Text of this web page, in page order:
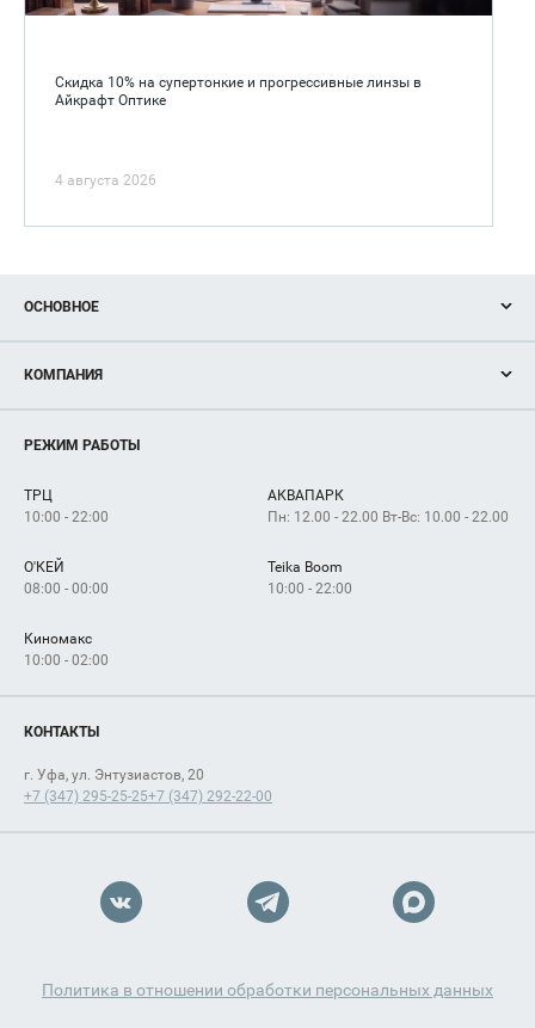
Скидка 10% на супертонкие и прогрессивные линзы в
Айкрафт Оптике
4 августа 2026
ОСНОВНОЕ
Новости
Магазины
Услуги
КОМПАНИЯ
Рекламодателям
Как добраться
РЕЖИМ РАБОТЫ
ТРЦ
10:00 - 22:00
АКВАПАРК
Пн: 12.00 - 22.00 Вт-Вс: 10.00 - 22.00
О'КЕЙ
08:00 - 00:00
Teika Boom
10:00 - 22:00
Киномакс
10:00 - 02:00
КОНТАКТЫ
г. Уфа, ул. Энтузиастов, 20
+7 (347) 295-25-25+7 (347) 292-22-00
Политика в отношении обработки персональных данных